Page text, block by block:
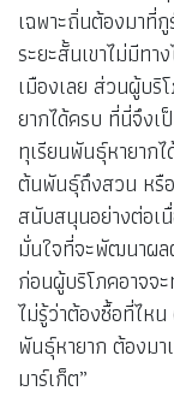
เฉพาะถิ่นต้องมาที่
ระยะสั้นเขาไม่มีท
เมืองเลย ส่วนผู้บ
ยากได้ครบ ที่นี่จึงเ
ทุเรียนพันธุ์หายาก
ต้นพันธุ์ถึงสวน หรือ
สนับสนุนอย่างต่อเ
มั่นใจที่จะพัฒนาผล
ก่อนผู้บริโภคอาจจ
ไม่รู้ว่าต้องซื้อที่ไห
พันธุ์หายาก ต้องมา
มาร์เก็ต”